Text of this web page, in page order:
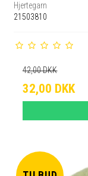
Hjertegarn
21503810
42,00 DKK
32,00 DKK